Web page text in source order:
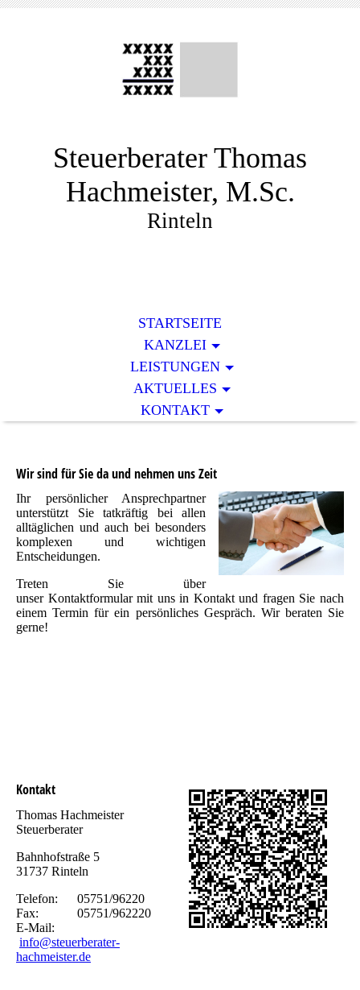
Steuerberater Thomas
Hachmeister, M.Sc.
Rinteln
STARTSEITE
KANZLEI
LEISTUNGEN
AKTUELLES
KONTAKT
Wir sind für Sie da und nehmen uns Zeit
Ihr persönlicher Ansprechpartner
unterstützt Sie tatkräftig bei allen
alltäglichen und auch bei besonders
komplexen und wichtigen
Entscheidungen.
Treten Sie über
unser Kontaktformular mit uns in Kontakt und fragen Sie nach
einem Termin für ein persönliches Gespräch. Wir beraten Sie
gerne!
Kontakt
Thomas Hachmeister
Steuerberater
Bahnhofstraße 5
31737 Rinteln
Telefon: 05751/96220
Fax: 05751/962220
E-Mail:
info@steuerberater-
hachmeister.de